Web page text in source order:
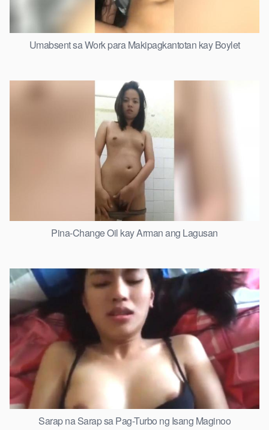
Umabsent sa Work para Makipagkantotan kay Boylet
Pina-Change Oil kay Arman ang Lagusan
Sarap na Sarap sa Pag-Turbo ng Isang Maginoo